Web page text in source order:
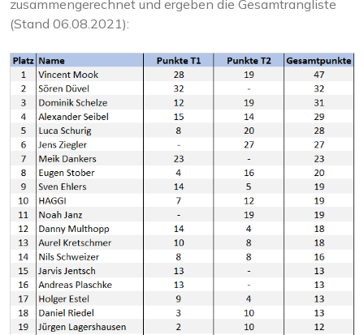
zusammengerechnet und ergeben die Gesamtrangliste
(Stand 06.08.2021):